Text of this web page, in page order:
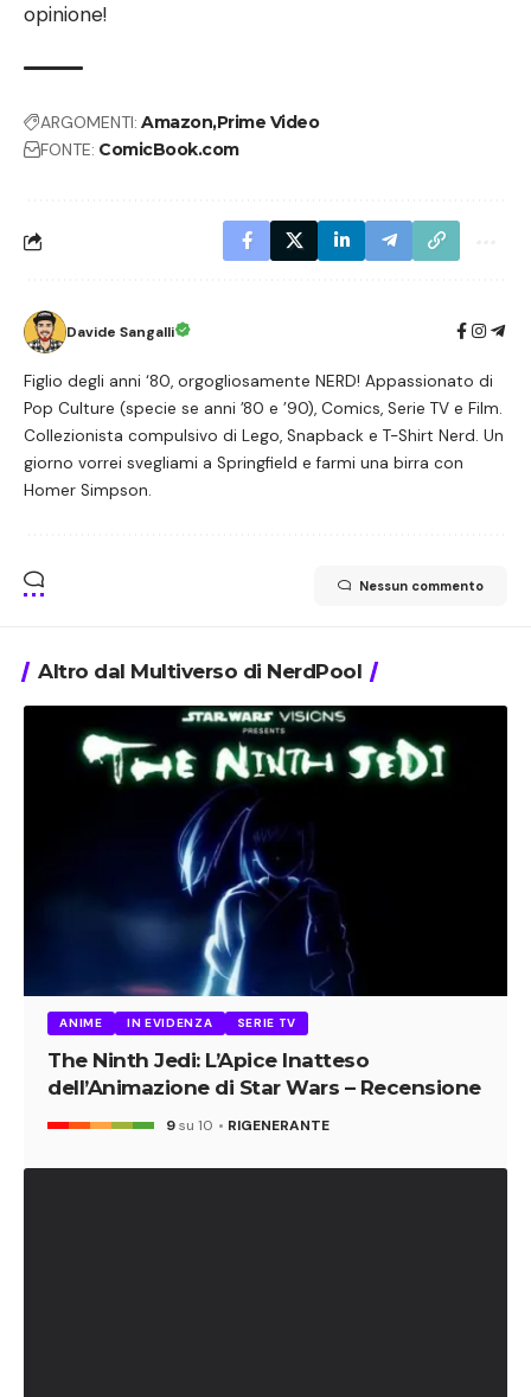
opinione!
ARGOMENTI: AmazonPrime Video
FONTE: ComicBook.com
Davide Sangalli
Figlio degli anni ‘80, orgogliosamente NERD! Appassionato di
Pop Culture (specie se anni ’80 e ’90), Comics, Serie TV e Film.
Collezionista compulsivo di Lego, Snapback e T-Shirt Nerd. Un
giorno vorrei svegliami a Springfield e farmi una birra con
Homer Simpson.
Nessun commento
Altro dal Multiverso di NerdPool
ANIME IN EVIDENZA SERIE TV
The Ninth Jedi: L’Apice Inatteso
dell’Animazione di Star Wars – Recensione
9su 10 RIGENERANTE